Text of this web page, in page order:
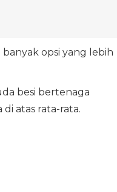
opsi yang lebih
besi bertenaga
atas rata-rata.